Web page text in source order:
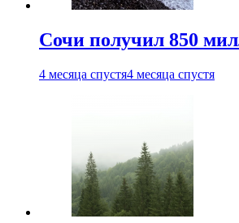
Сочи получил 850
4 месяца спустя4 месяца спустя